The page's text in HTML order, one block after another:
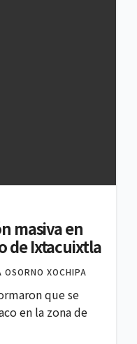
masiva en
de Ixtacuixtla
OSORNO XOCHIPA
que se
en la zona de